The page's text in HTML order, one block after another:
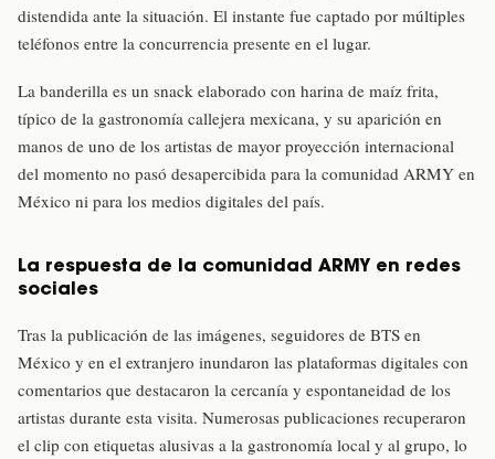
distendida ante la situación. El instante fue captado por múltiples
teléfonos entre la concurrencia presente en el lugar.
La banderilla es un snack elaborado con harina de maíz frita,
típico de la gastronomía callejera mexicana, y su aparición en
manos de uno de los artistas de mayor proyección internacional
del momento no pasó desapercibida para la comunidad ARMY en
México ni para los medios digitales del país.
La respuesta de la comunidad ARMY en redes
sociales
Tras la publicación de las imágenes, seguidores de BTS en
México y en el extranjero inundaron las plataformas digitales con
comentarios que destacaron la cercanía y espontaneidad de los
artistas durante esta visita. Numerosas publicaciones recuperaron
el clip con etiquetas alusivas a la gastronomía local y al grupo, lo